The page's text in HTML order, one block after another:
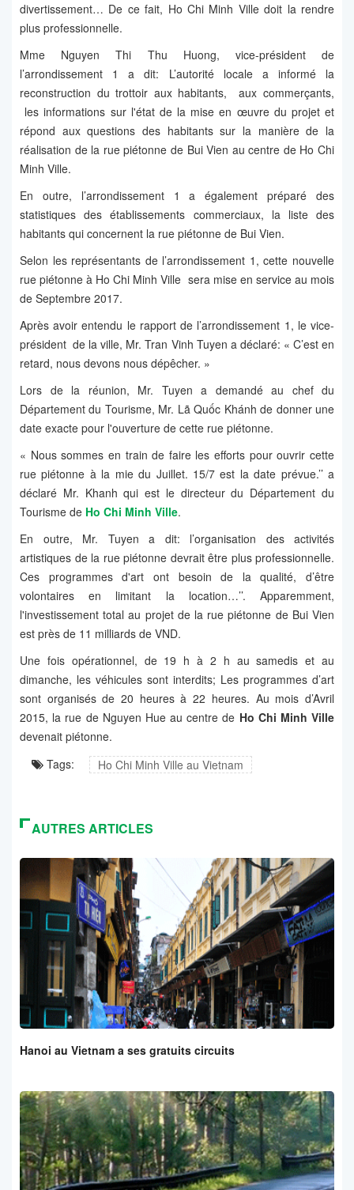
divertissement… De ce fait, Ho Chi Minh Ville doit la rendre
plus professionnelle.
Mme Nguyen Thi Thu Huong, vice-président de
l’arrondissement 1 a dit: L’autorité locale a informé la
reconstruction du trottoir aux habitants, aux commerçants,
les informations sur l'état de la mise en œuvre du projet et
répond aux questions des habitants sur la manière de la
réalisation de la rue piétonne de Bui Vien au centre de Ho Chi
Minh Ville.
En outre, l’arrondissement 1 a également préparé des
statistiques des établissements commerciaux, la liste des
habitants qui concernent la rue piétonne de Bui Vien.
Selon les représentants de l’arrondissement 1, cette nouvelle
rue piétonne à Ho Chi Minh Ville sera mise en service au mois
de Septembre 2017.
Après avoir entendu le rapport de l’arrondissement 1, le vice-
président de la ville, Mr. Tran Vinh Tuyen a déclaré: « C’est en
retard, nous devons nous dépêcher. »
Lors de la réunion, Mr. Tuyen a demandé au chef du
Département du Tourisme, Mr. Lã Quốc Khánh de donner une
date exacte pour l'ouverture de cette rue piétonne.
« Nous sommes en train de faire les efforts pour ouvrir cette
rue piétonne à la mie du Juillet. 15/7 est la date prévue.’’ a
déclaré Mr. Khanh qui est le directeur du Département du
Tourisme de Ho Chi Minh Ville.
En outre, Mr. Tuyen a dit: l’organisation des activités
artistiques de la rue piétonne devrait être plus professionnelle.
Ces programmes d'art ont besoin de la qualité, d’être
volontaires en limitant la location…’’. Apparemment,
l'investissement total au projet de la rue piétonne de Bui Vien
est près de 11 milliards de VND.
Une fois opérationnel, de 19 h à 2 h au samedis et au
dimanche, les véhicules sont interdits; Les programmes d’art
sont organisés de 20 heures à 22 heures. Au mois d’Avril
2015, la rue de Nguyen Hue au centre de Ho Chi Minh Ville
devenait piétonne.
Tags:
Ho Chi Minh Ville au Vietnam
AUTRES ARTICLES
Hanoi au Vietnam a ses gratuits circuits